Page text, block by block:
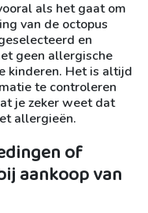
als het gaat om
van de octopus
en
geen allergische
kinderen. Het is altijd
te controleren
je zeker weet dat
allergieën.
of
aankoop van